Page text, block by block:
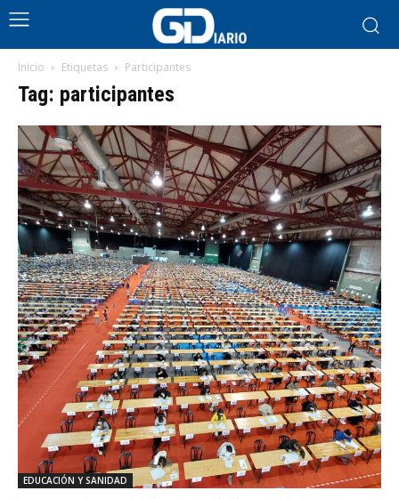
Inicio Etiquetas Participantes
Tag: participantes
EDUCACIÓN Y SANIDAD